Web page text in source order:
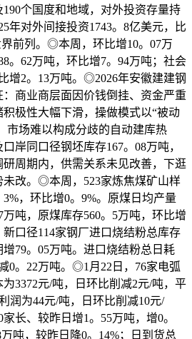
个国度和地域，对外投资存量持
年对外间接投资1743。8亿美元，比
前列。◎本周，环比增10。07万
。62万吨，环比增7。94万吨；社会
增2。13万吨。◎2026年安徽建建钢
商业商层面因价钱倒挂、资金严重
极性大幅下滑，操做模式以“被动
市场难以构成分歧的自动建库热
岸同口径钢坯库存167。08万吨，
周期内，供需关系未见改善，下逛
未改。◎本周，523家炼焦煤矿山样
，环比增0。9%。原煤日均产量
万吨，原煤库存560。5万吨，环比增
口径114家钢厂进口烧结粉总库存
79。05万吨。进口烧结粉总日耗
0。22万吨。◎1月22日，76家电弧
3372元/吨，日环比削减2元/吨，平
润为44元/吨，日环比削减10元/
长、较昨日增1。55万吨，增0。
吨，较昨日降0。14%；日到货总